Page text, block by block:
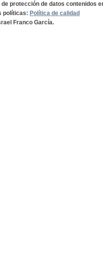
protección de datos contenidos
políticas: Política de calidad
Franco García.